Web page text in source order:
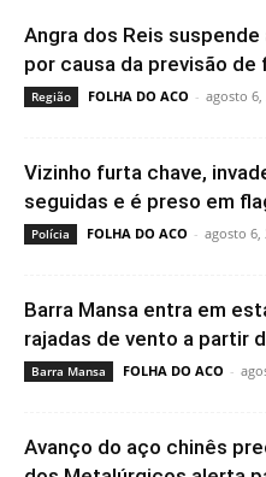
Angra dos Reis
por causa da previsão de
Região FOLHA DO ACO - agosto 6,
Vizinho furta chave,
seguidas e é preso em
Polícia FOLHA DO ACO - agosto 6,
Barra Mansa entra em
rajadas de vento a partir
Barra Mansa FOLHA DO ACO -
Avanço do aço chinês